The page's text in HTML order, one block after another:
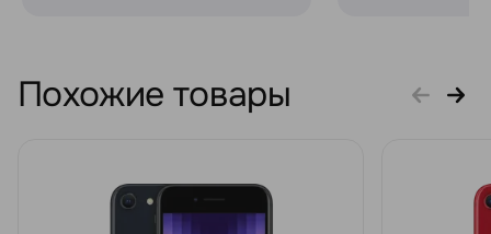
Похожие товары